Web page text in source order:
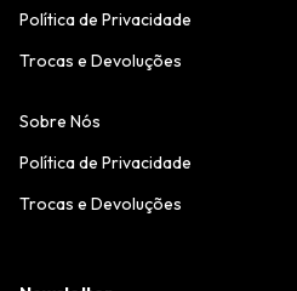
Política de Privacidade
Trocas e Devoluções
Sobre Nós
Política de Privacidade
Trocas e Devoluções